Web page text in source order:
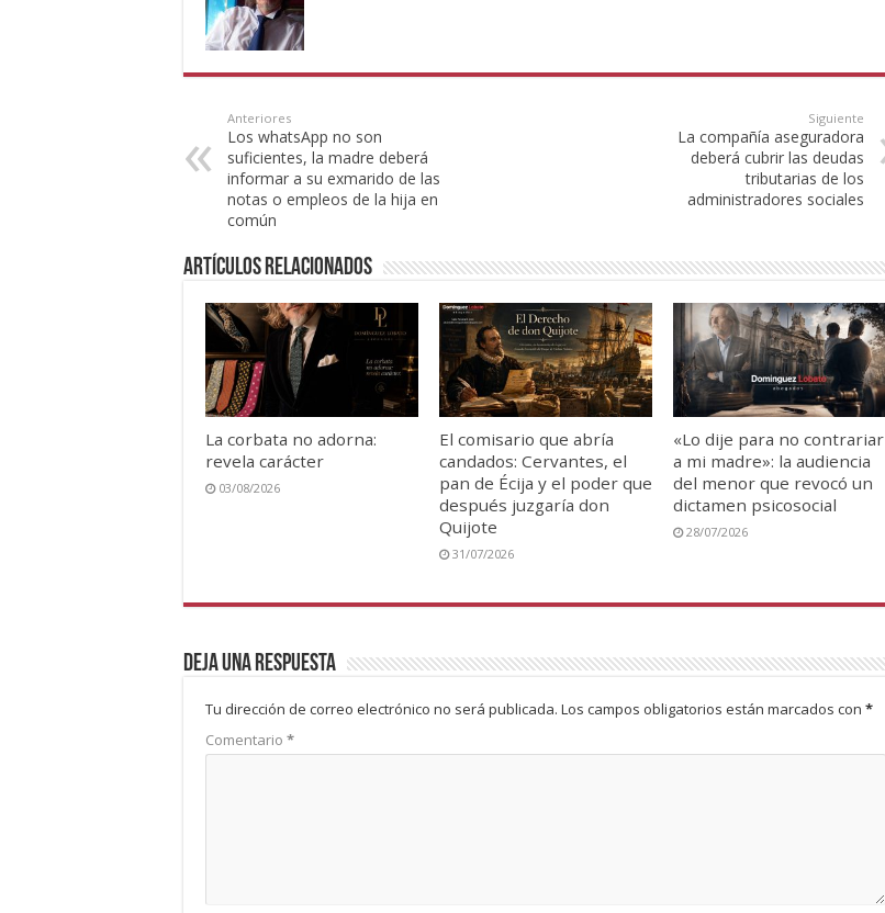
Anteriores
Los whatsApp no son
suficientes, la madre deberá
informar a su exmarido de las
notas o empleos de la hija en
común
Siguiente
La compañía aseguradora
deberá cubrir las deudas
tributarias de los
administradores sociales
Artículos Relacionados
La corbata no adorna:
revela carácter
03/08/2026
El comisario que abría
candados: Cervantes, el
pan de Écija y el poder que
después juzgaría don
Quijote
31/07/2026
«Lo dije para no contrariar
a mi madre»: la audiencia
del menor que revocó un
dictamen psicosocial
28/07/2026
Deja una respuesta
Tu dirección de correo electrónico no será publicada. Los campos obligatorios están marcados con *
Comentario *